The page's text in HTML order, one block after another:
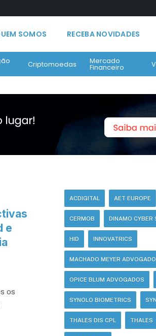
SOMOS RECEBA NOVIDADES
Criptomoedas Mercado
Financeiro
e
os
ACDIGITAL AET EUROPE
CERMOB DINAMO CYBER
HID INNOVATRICS
MACHADO MEYER
OPICE BLUM ADVOGADOS
SYNOLO BIOMETRICS
THALES DIS CPL THALES